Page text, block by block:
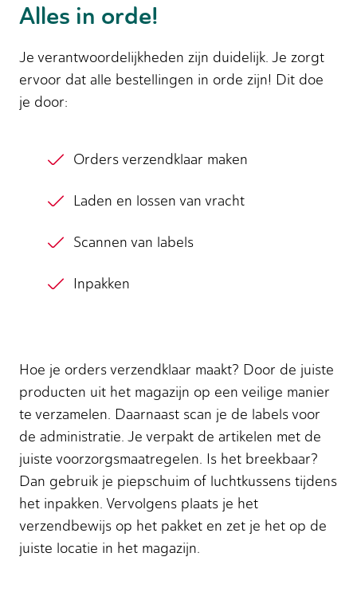
Alles in orde!
Je verantwoordelijkheden zijn duidelijk. Je zorgt
ervoor dat alle bestellingen in orde zijn! Dit doe
je door:
Orders verzendklaar maken
Laden en lossen van vracht
Scannen van labels
Inpakken
Hoe je orders verzendklaar maakt? Door de juiste
producten uit het magazijn op een veilige manier
te verzamelen. Daarnaast scan je de labels voor
de administratie. Je verpakt de artikelen met de
juiste voorzorgsmaatregelen. Is het breekbaar?
Dan gebruik je piepschuim of luchtkussens tijdens
het inpakken. Vervolgens plaats je het
verzendbewijs op het pakket en zet je het op de
juiste locatie in het magazijn.